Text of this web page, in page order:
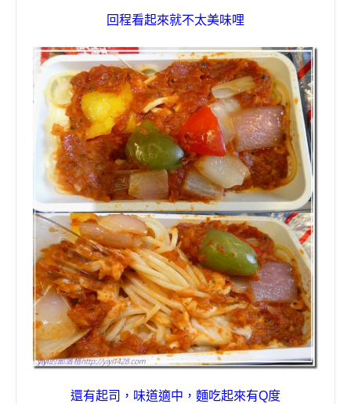
回程看起來就不太美味哩
還有起司，味道適中，麵吃起來有Q度